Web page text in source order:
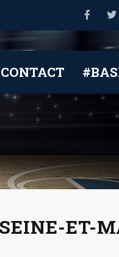
CONTACT
ET-